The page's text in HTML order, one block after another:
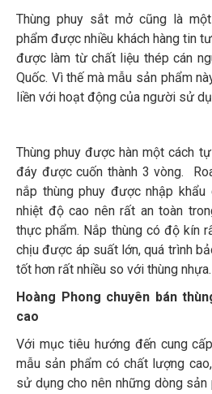
Thùng phuy sắt mở cũng là
phẩm được nhiều khách hàng tin
được làm từ chất liệu thép cán
Quốc. Vì thế mà mẫu sản phẩm
liền với hoạt động của người sử
Thùng phuy được hàn một cách
đáy được cuốn thành 3 vòng.
nắp thùng phuy được nhập
nhiệt độ cao nên rất an toàn
thực phẩm. Nắp thùng có độ kín
chịu được áp suất lớn, quá trình
tốt hơn rất nhiều so với thùng nhựa.
Hoàng Phong chuyên bán
cao
Với mục tiêu hướng đến cung
mẫu sản phẩm có chất lượng
sử dụng cho nên những dòng